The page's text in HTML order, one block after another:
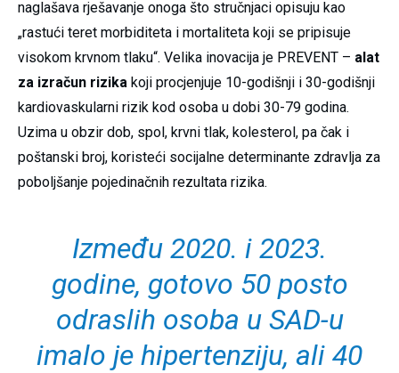
naglašava rješavanje onoga što stručnjaci opisuju kao
„rastući teret morbiditeta i mortaliteta koji se pripisuje
visokom krvnom tlaku“. Velika inovacija je PREVENT – alat
za izračun rizika koji procjenjuje 10-godišnji i 30-godišnji
kardiovaskularni rizik kod osoba u dobi 30-79 godina.
Uzima u obzir dob, spol, krvni tlak, kolesterol, pa čak i
poštanski broj, koristeći socijalne determinante zdravlja za
poboljšanje pojedinačnih rezultata rizika.
Između 2020. i 2023.
godine, gotovo 50 posto
odraslih osoba u SAD-u
imalo je hipertenziju, ali 40